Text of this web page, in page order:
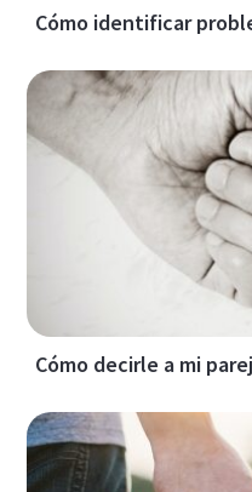
Cómo identificar
Cómo decirle a mi